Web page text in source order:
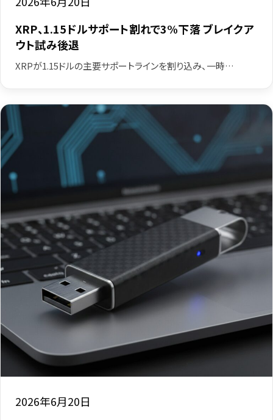
XRP、1.15ドルサポート割れで3%下落 ブレイクア
ウト試み後退
XRPが1.15ドルの主要サポートラインを割り込み、一時…
2026年6月20日